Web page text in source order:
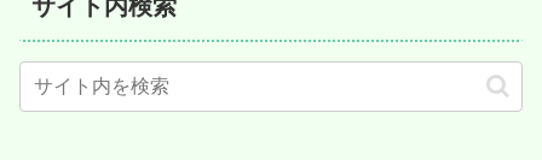
サイト内検索